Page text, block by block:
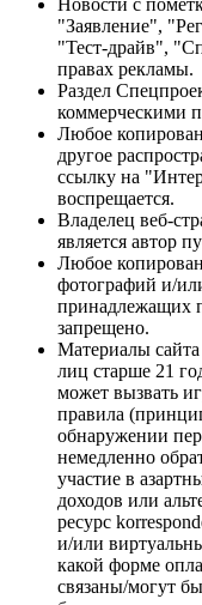
"Заявление",
"Тест-драйв",
правах рекламы.
Раздел
коммерческими
Любое
другое
ссылку на
воспрещается.
Владелец веб-
является автор
Любое
фотографий и/
принадлежащих
запрещено.
Материалы сайта
лиц старше 21
может вызвать
правила
обнаружении
немедленно
участие в
доходов или
ресурс
и/или
какой форме
связаны/могут